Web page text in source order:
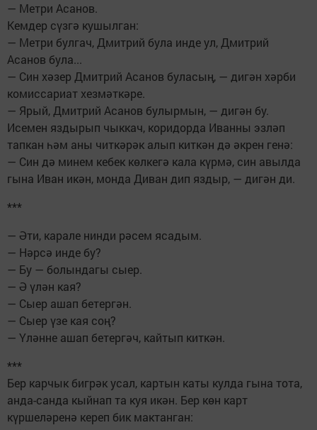
— Метри Асанов.
Кемдер сүзгә кушылган:
— Метри булгач, Дмитрий була инде ул, Дмитрий
Асанов була...
— Син хәзер Дмитрий Асанов буласың, — дигән хәрби
комиссариат хезмәткәре.
— Ярый, Дмитрий Асанов булырмын, — дигән бу.
Исемен яздырып чыккач, коридорда Иванны эзләп
тапкан һәм аны читкәрәк алып киткән дә әкрен генә:
— Син дә минем кебек көлкегә кала күрмә, син авылда
гына Иван икән, монда Диван дип яздыр, — дигән ди.
***
— Әти, карале нинди рәсем ясадым.
— Нәрсә инде бу?
— Бу — болындагы сыер.
— Ә үлән кая?
— Сыер ашап бетергән.
— Сыер үзе кая соң?
— Үләнне ашап бетергәч, кайтып киткән.
***
Бер карчык бигрәк усал, картын каты кулда гына тота,
анда-санда кыйнап та куя икән. Бер көн карт
күршеләренә кереп бик мактанган: